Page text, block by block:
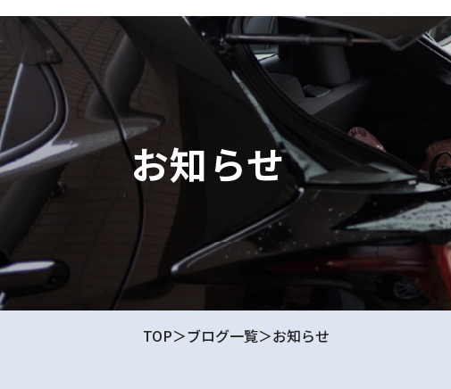
お知らせ
TOP ブログ一覧 お知らせ